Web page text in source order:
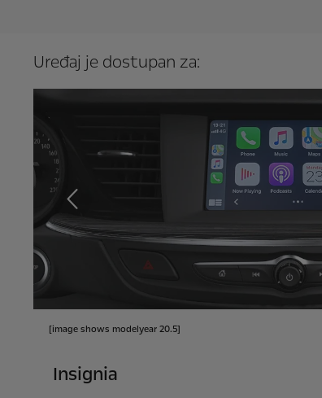
Uređaj je dostupan za:
Prethodna
[image shows modelyear 20.5]
Insignia